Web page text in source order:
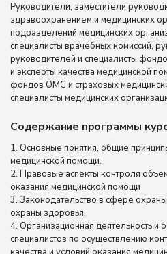
Руководители, заместители
здравоохранением и медицинских
подразделений медицинских
специалисты врачебных комиссий,
руководителей и специалисты
и эксперты качества медицинской
фондов ОМС и страховых
специалисты медицинских
Содержание программы
1. Основные понятия, общие
медицинской помощи.
2. Правовые аспекты контроля
оказания медицинской помощи
3. Законодательство в сфере
охраны здоровья.
4. Организационная деятельность и
специалистов по осуществлению